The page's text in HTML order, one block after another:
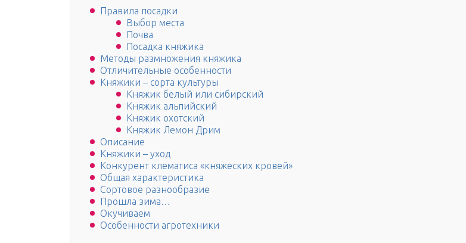
Правила посадки
Выбор места
Почва
Посадка княжика
Методы размножения княжика
Отличительные особенности
Княжики – сорта культуры
Княжик белый или сибирский
Княжик альпийский
Княжик охотский
Княжик Лемон Дрим
Описание
Княжики – уход
Конкурент клематиса «княжеских кровей»
Общая характеристика
Сортовое разнообразие
Прошла зима…
Окучиваем
Особенности агротехники